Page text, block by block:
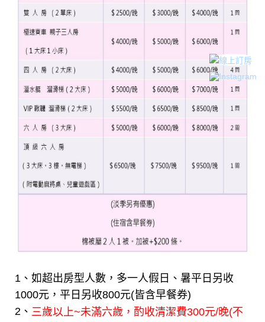
1、如超出房型人數，多一人假日、暑平日另收
1000元，平日另收800元(皆含早餐券)
2、 三歲以上~未滿六歲，酌收清潔費300元/晚(不